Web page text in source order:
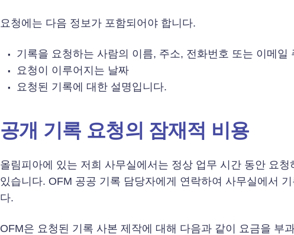
요청에는 다음 정보가 포함되어야 합니다.
기록을 요청하는 사람의 이름, 주소, 전화번호 또는 이메일
요청이 이루어지는 날짜
요청된 기록에 대한 설명입니다.
공개 기록 요청의 잠재적 비용
올림피아에 있는 저희 사무실에서는 정상 업무 시간 동안 요
있습니다. OFM 공공 기록 담당자에게 연락하여 사무실에서
다.
OFM은 요청된 기록 사본 제작에 대해 다음과 같이 요금을 부